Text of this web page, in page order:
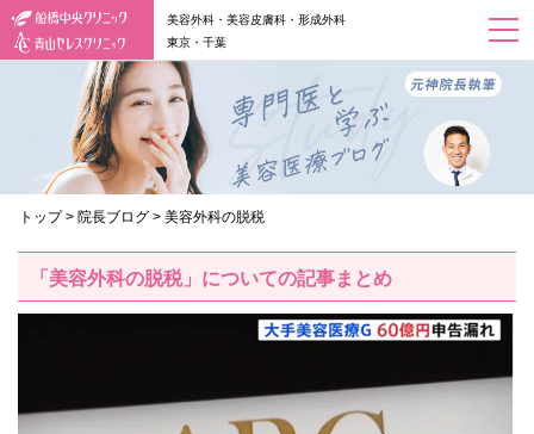
美容外科・美容皮膚科・形成外科
東京・千葉
トップ > 院長ブログ > 美容外科の脱税
「美容外科の脱税」についての記事まとめ